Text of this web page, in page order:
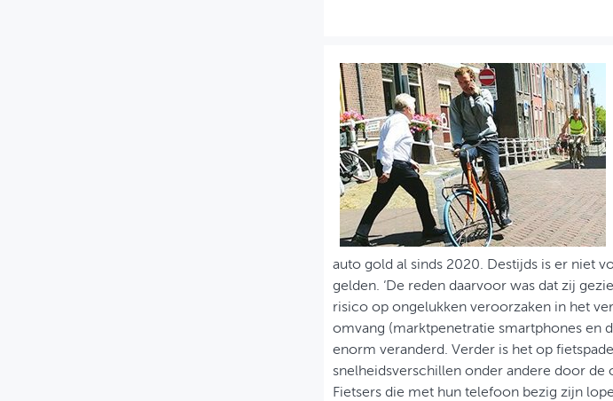
auto gold al sinds 2020. Destijds is er niet
gelden. ‘De reden daarvoor was dat zij
risico op ongelukken veroorzaken in het
omvang (marktpenetratie smartphones en
enorm veranderd. Verder is het op
snelheidsverschillen onder andere door
Fietsers die met hun telefoon bezig zijn